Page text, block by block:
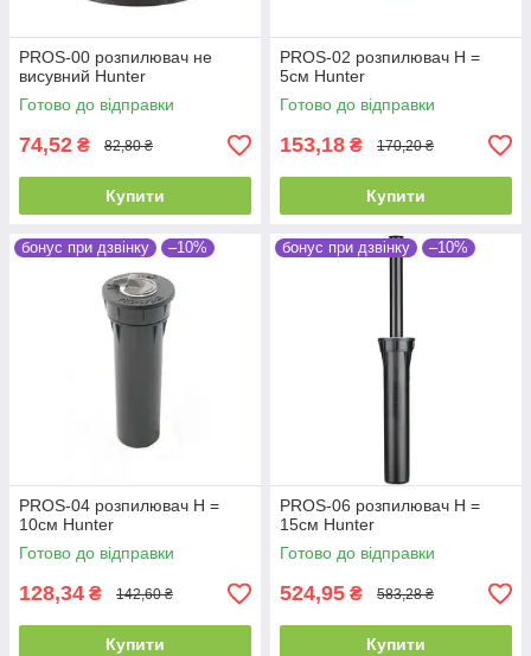
PROS-00 розпилювач не
висувний Hunter
Готово до відправки
74,52 ₴ 82,80 ₴
Купити
PROS-02 розпилювач Н =
5см Hunter
Готово до відправки
153,18 ₴ 170,20 ₴
Купити
бонус при дзвінку –10%
PROS-04 розпилювач Н =
10см Hunter
Готово до відправки
128,34 ₴ 142,60 ₴
Купити
бонус при дзвінку –10%
PROS-06 розпилювач Н =
15см Hunter
Готово до відправки
524,95 ₴ 583,28 ₴
Купити